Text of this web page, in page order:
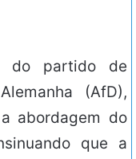
do partido de
(AfD),
abordagem do
que a